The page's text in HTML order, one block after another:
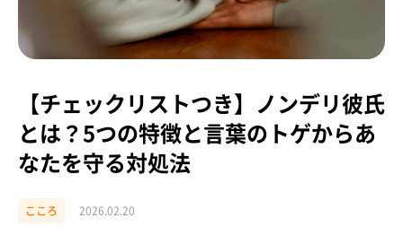
【チェックリストつき】ノンデリ彼氏
とは？5つの特徴と言葉のトゲからあ
なたを守る対処法
こころ 2026.02.20